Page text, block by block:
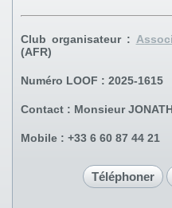
Club organisateur:
(AFR)
Numéro LOOF : 2025-1615
Contact : Monsieur
Mobile : +33 6 60 87 44 21
Téléphoner